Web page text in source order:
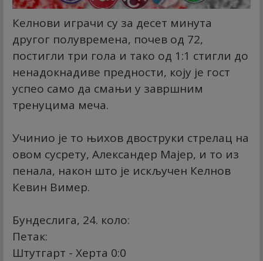
Келнови играчи су за десет минута
другог полувремена, почев од 72,
постигли три гола и тако од 1:1 стигли до
ненадокнадиве предности, коју је гост
успео само да смањи у завршним
тренуцима меча.
Учинио је то њихов двоструки стрелац на
овом сусрету, Александер Мајер, и то из
пенала, након што је искључен Келнов
Кевин Вимер.
Бундеслига, 24. коло:
Петак:
Штутгарт - Херта 0:0